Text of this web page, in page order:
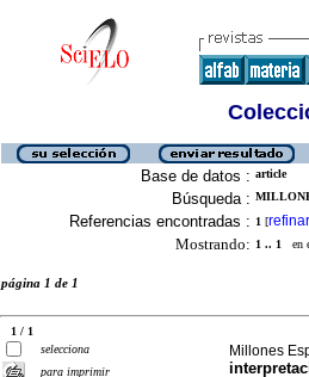
Base de datos : article
Búsqueda :
Referencias encontradas : 1 [refinar
Mostrando: 1 .. 1 en
página 1 de 1
1 / 1
selecciona
para imprimir
Millones